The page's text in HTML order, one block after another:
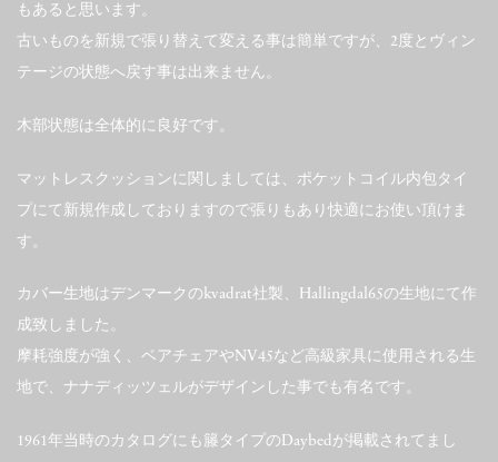
もあると思います。
古いものを新規で張り替えて変える事は簡単ですが、2度とヴィン
テージの状態へ戻す事は出来ません。
木部状態は全体的に良好です。
マットレスクッションに関しましては、ポケットコイル内包タイ
プにて新規作成しておりますので張りもあり快適にお使い頂けま
す。
カバー生地はデンマークのkvadrat社製、Hallingdal65の生地にて作
成致しました。
摩耗強度が強く、ベアチェアやNV45など高級家具に使用される生
地で、ナナディッツェルがデザインした事でも有名です。
1961年当時のカタログにも籐タイプのDaybedが掲載されてまし